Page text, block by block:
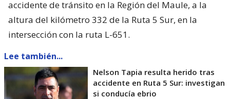
accidente de tránsito en la Región del Maule, a la
altura del kilómetro 332 de la Ruta 5 Sur, en la
intersección con la ruta L-651.
Lee también...
Nelson Tapia resulta herido tras
accidente en Ruta 5 Sur: investigan
si conducía ebrio